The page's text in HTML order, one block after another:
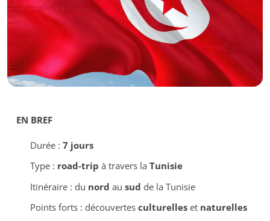
EN BREF
Durée : 7 jours
Type : road-trip à travers la Tunisie
Itinéraire : du nord au sud de la Tunisie
Points forts : découvertes culturelleset naturelles